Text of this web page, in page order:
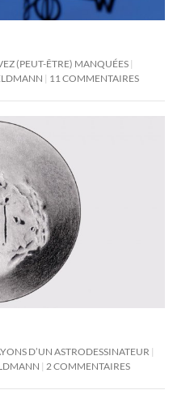
(PEUT-ÊTRE) MANQUÉES
11 COMMENTAIRES
D’UN ASTRODESSINATEUR
2 COMMENTAIRES